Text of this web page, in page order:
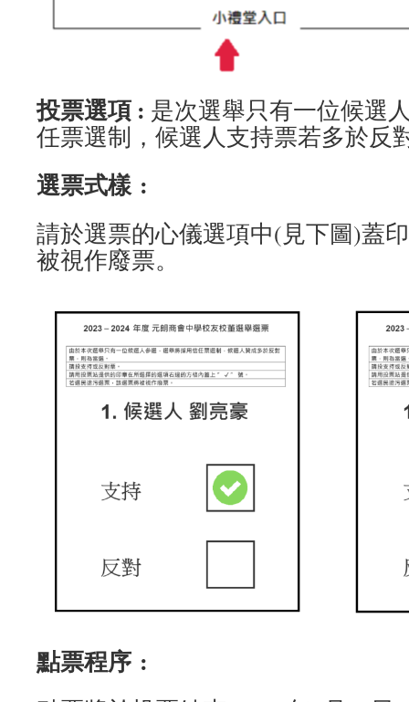
投票選項 : 是次選舉只有一位候選
任票選制，候選人支持票若多於反
選票式樣 :
請於選票的心儀選項中(見下圖)蓋
被視作廢票。
點票程序 :